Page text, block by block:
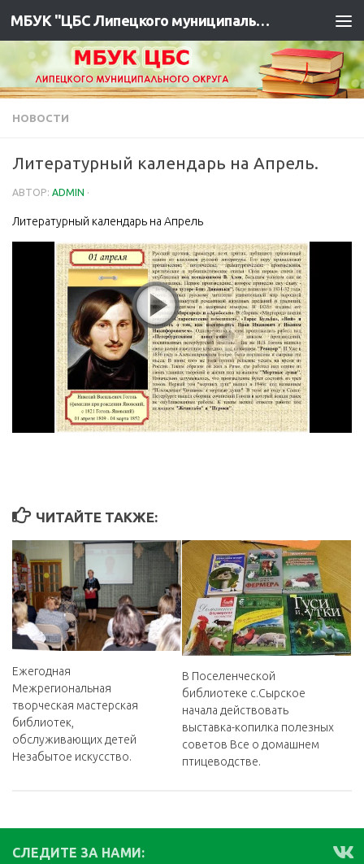
МБУК "ЦБС Липецкого муниципального района"
НОВОСТИ
Литературный календарь на Апрель.
АВТОР: ADMIN ·
Литературный календарь на Апрель
ЧИТАЙТЕ ТАКЖЕ:
Ежегодная
Межрегиональная
творческая мастерская
библиотек,
обслуживающих детей
Незабытое искусство.
В Поселенческой
библиотеке с.Сырское
начала действовать
выставка-копилка полезных
советов Все о домашнем
птицеводстве.
СЛЕДИТЕ ЗА НАМИ: